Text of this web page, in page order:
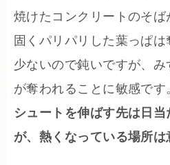
焼けたコンクリートのそ
固くパリパリした葉っぱ
少ないので鈍いですが、
が奪われることに敏感です
シュートを伸ばす先は日
が、熱くなっている場所は